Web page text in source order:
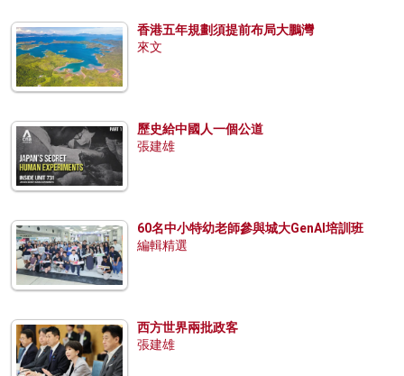
香港五年規劃須提前布局大鵬灣
來文
歷史給中國人一個公道
張建雄
60名中小特幼老師參與城大GenAI培訓班
編輯精選
西方世界兩批政客
張建雄